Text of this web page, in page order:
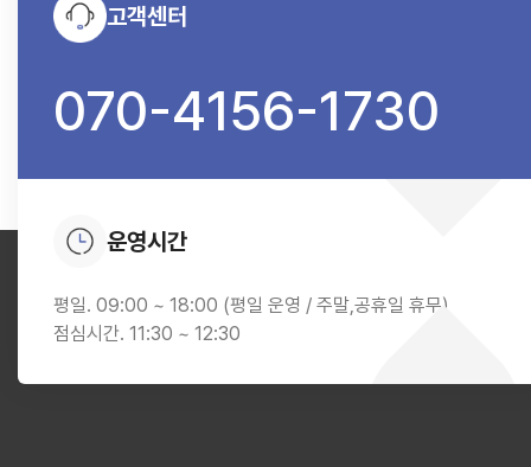
고객센터
070-4156-1730
운영시간
평일. 09:00 ~ 18:00 (평일 운영 / 주말,공휴일 휴무)
점심시간. 11:30 ~ 12:30